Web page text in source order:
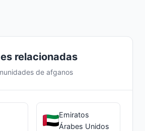
relacionadas
de afganos
Emiratos
Árabes Unidos